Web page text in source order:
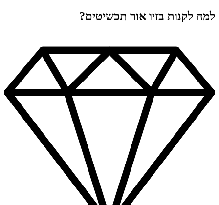
למה לקנות בזיו אור תכשיטים?